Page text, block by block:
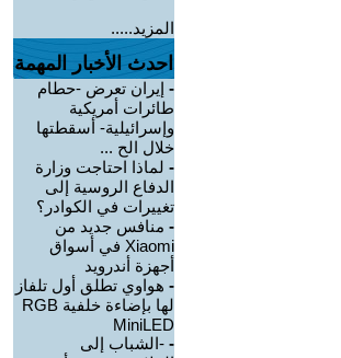
المزيد.....
احدث الأخبار المهمة
- إيران تعرض -حطام
طائرات أمريكية
وإسرائيلية- أسقطتها
خلال الح ...
- لماذا احتاجت وزارة
الدفاع الروسية إلى
تغييرات في الكوادر؟
- منافس جديد من
Xiaomi في أسواق
أجهزة أندرويد
- هواوي تطلق أول تلفاز
لها بإضاءة خلفية RGB
MiniLED
- -الشباب إلى